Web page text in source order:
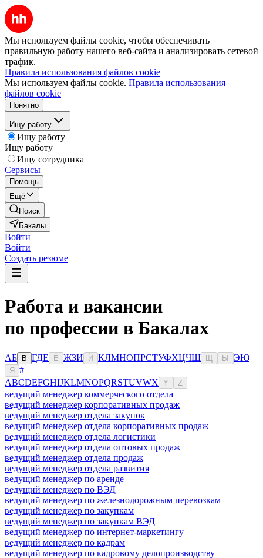
Мы используем файлы cookie, чтобы обеспечивать
правильную работу нашего веб-сайта и анализировать сетевой
трафик.
Правила использования файлов cookie
Мы используем файлы cookie. Правила использования
файлов cookie
Понятно
Ищу работу
Ищу работу
Ищу работу
Ищу сотрудника
Сервисы
Помощь
Ещё
Поиск
Бакалы
Войти
Войти
Создать резюме
Работа и вакансии
по профессии в Бакалах
АБ В ГДЕ Ё ЖЗИ Й КЛМНОПРСТУФХЦЧШ Ы ЭЮ
Я
#
ABCDEFGHIJKLMNOPQRSTUVWX Y Z
ведущий менеджер коммерческого отдела
ведущий менеджер корпоративных продаж
ведущий менеджер отдела закупок
ведущий менеджер отдела корпоративных продаж
ведущий менеджер отдела логистики
ведущий менеджер отдела оптовых продаж
ведущий менеджер отдела продаж
ведущий менеджер отдела развития
ведущий менеджер по аренде
ведущий менеджер по ВЭД
ведущий менеджер по железнодорожным перевозкам
ведущий менеджер по закупкам
ведущий менеджер по закупкам ВЭД
ведущий менеджер по интернет-маркетингу
ведущий менеджер по кадрам
ведущий менеджер по кадровому делопроизводству